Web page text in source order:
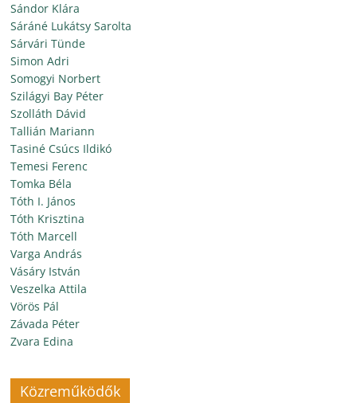
Sándor Klára
Sáráné Lukátsy Sarolta
Sárvári Tünde
Simon Adri
Somogyi Norbert
Szilágyi Bay Péter
Szolláth Dávid
Tallián Mariann
Tasiné Csúcs Ildikó
Temesi Ferenc
Tomka Béla
Tóth I. János
Tóth Krisztina
Tóth Marcell
Varga András
Vásáry István
Veszelka Attila
Vörös Pál
Závada Péter
Zvara Edina
Közreműködők